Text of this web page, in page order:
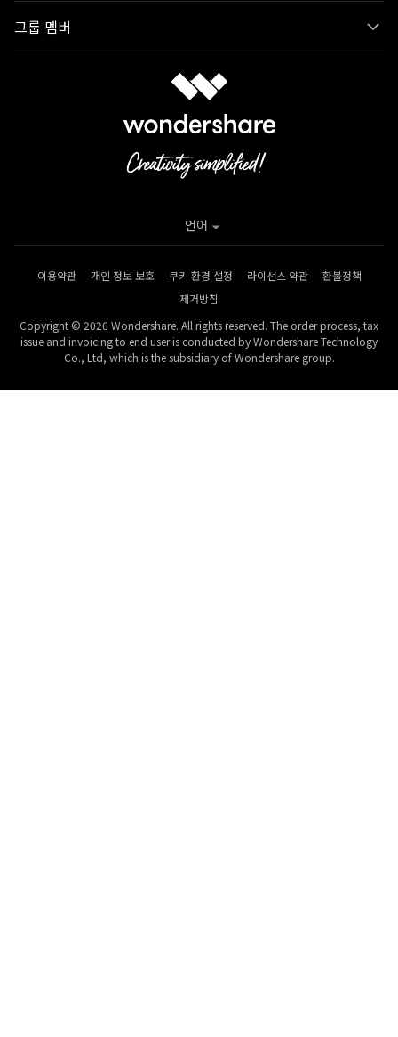
그룹 멤버
이용약관 개인 정보 보호 쿠키 환경 설정 라이선스 약관
환불정책
제거방침
Copyright © 2026 Wondershare. All rights reserved. The order process, tax
issue and invoicing to end user is conducted by Wondershare Technology
Co., Ltd, which is the subsidiary of Wondershare group.
언어